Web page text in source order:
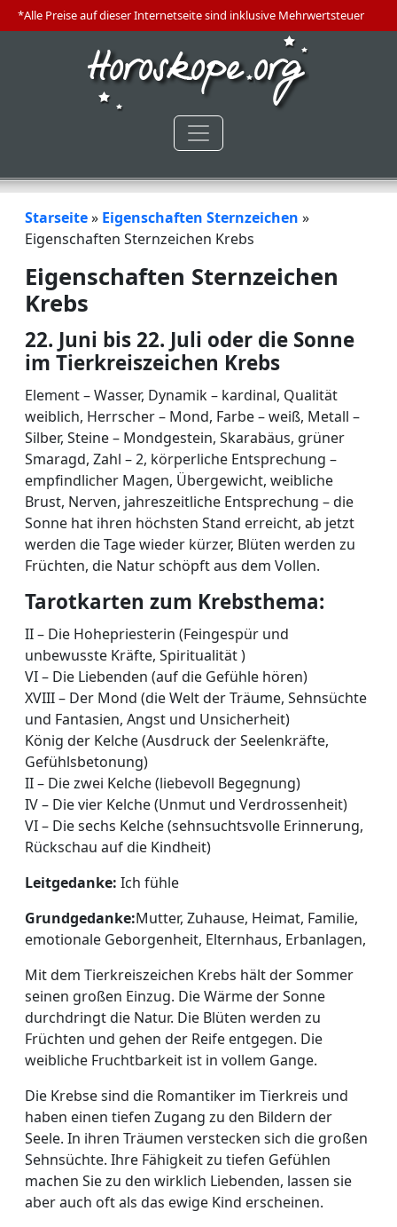
*Alle Preise auf dieser Internetseite sind inklusive Mehrwertsteuer
Starseite» Eigenschaften Sternzeichen »
Eigenschaften Sternzeichen Krebs
Eigenschaften Sternzeichen
Krebs
22. Juni bis 22. Juli oder die Sonne
im Tierkreiszeichen Krebs
Element – Wasser, Dynamik – kardinal, Qualität
weiblich, Herrscher – Mond, Farbe – weiß, Metall –
Silber, Steine – Mondgestein, Skarabäus, grüner
Smaragd, Zahl – 2, körperliche Entsprechung –
empfindlicher Magen, Übergewicht, weibliche
Brust, Nerven, jahreszeitliche Entsprechung – die
Sonne hat ihren höchsten Stand erreicht, ab jetzt
werden die Tage wieder kürzer, Blüten werden zu
Früchten, die Natur schöpft aus dem Vollen.
Tarotkarten zum Krebsthema:
II – Die Hohepriesterin (Feingespür und
unbewusste Kräfte, Spiritualität )
VI – Die Liebenden (auf die Gefühle hören)
XVIII – Der Mond (die Welt der Träume, Sehnsüchte
und Fantasien, Angst und Unsicherheit)
König der Kelche (Ausdruck der Seelenkräfte,
Gefühlsbetonung)
II – Die zwei Kelche (liebevoll Begegnung)
IV – Die vier Kelche (Unmut und Verdrossenheit)
VI – Die sechs Kelche (sehnsuchtsvolle Erinnerung,
Rückschau auf die Kindheit)
Leitgedanke: Ich fühle
Grundgedanke:Mutter, Zuhause, Heimat, Familie,
emotionale Geborgenheit, Elternhaus, Erbanlagen,
Mit dem Tierkreiszeichen Krebs hält der Sommer
seinen großen Einzug. Die Wärme der Sonne
durchdringt die Natur. Die Blüten werden zu
Früchten und gehen der Reife entgegen. Die
weibliche Fruchtbarkeit ist in vollem Gange.
Die Krebse sind die Romantiker im Tierkreis und
haben einen tiefen Zugang zu den Bildern der
Seele. In ihren Träumen verstecken sich die großen
Sehnsüchte. Ihre Fähigkeit zu tiefen Gefühlen
machen Sie zu den wirklich Liebenden, lassen sie
aber auch oft als das ewige Kind erscheinen.